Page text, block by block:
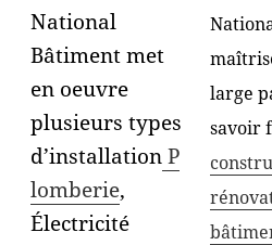
National
Bâtiment met
en oeuvre
plusieurs types
d’installationP
lomberie,
Électricité
large
savoir